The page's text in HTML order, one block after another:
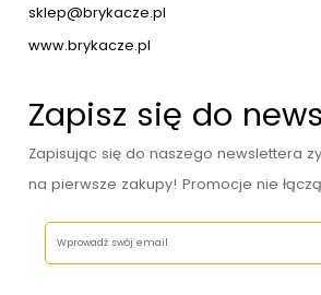
sklep@brykacze.pl
www.brykacze.pl
Zapisz się do
Zapisując się do naszego newslettera
na pierwsze zakupy! Promocje nie